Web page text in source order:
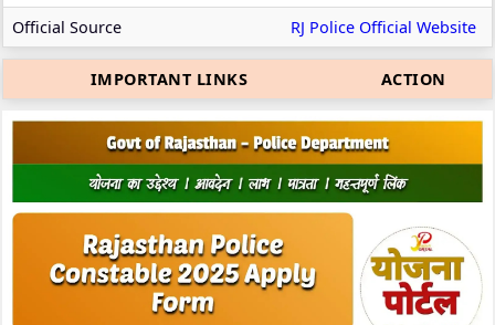
Official Source
RJ Police Official Website
IMPORTANT LINKS ACTION